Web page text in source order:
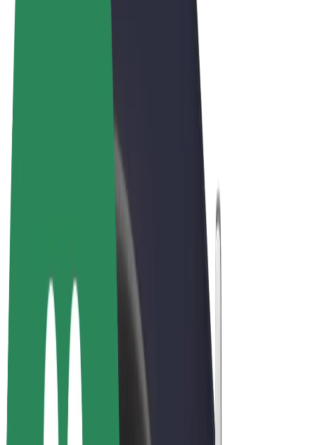
Bolt for Business
จักรยานไฟฟ้า
Bolt Plus
สร้างรายได้กับ Bolt
คนขับ
รายได้ของคนขับ